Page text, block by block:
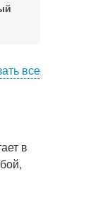
все
в